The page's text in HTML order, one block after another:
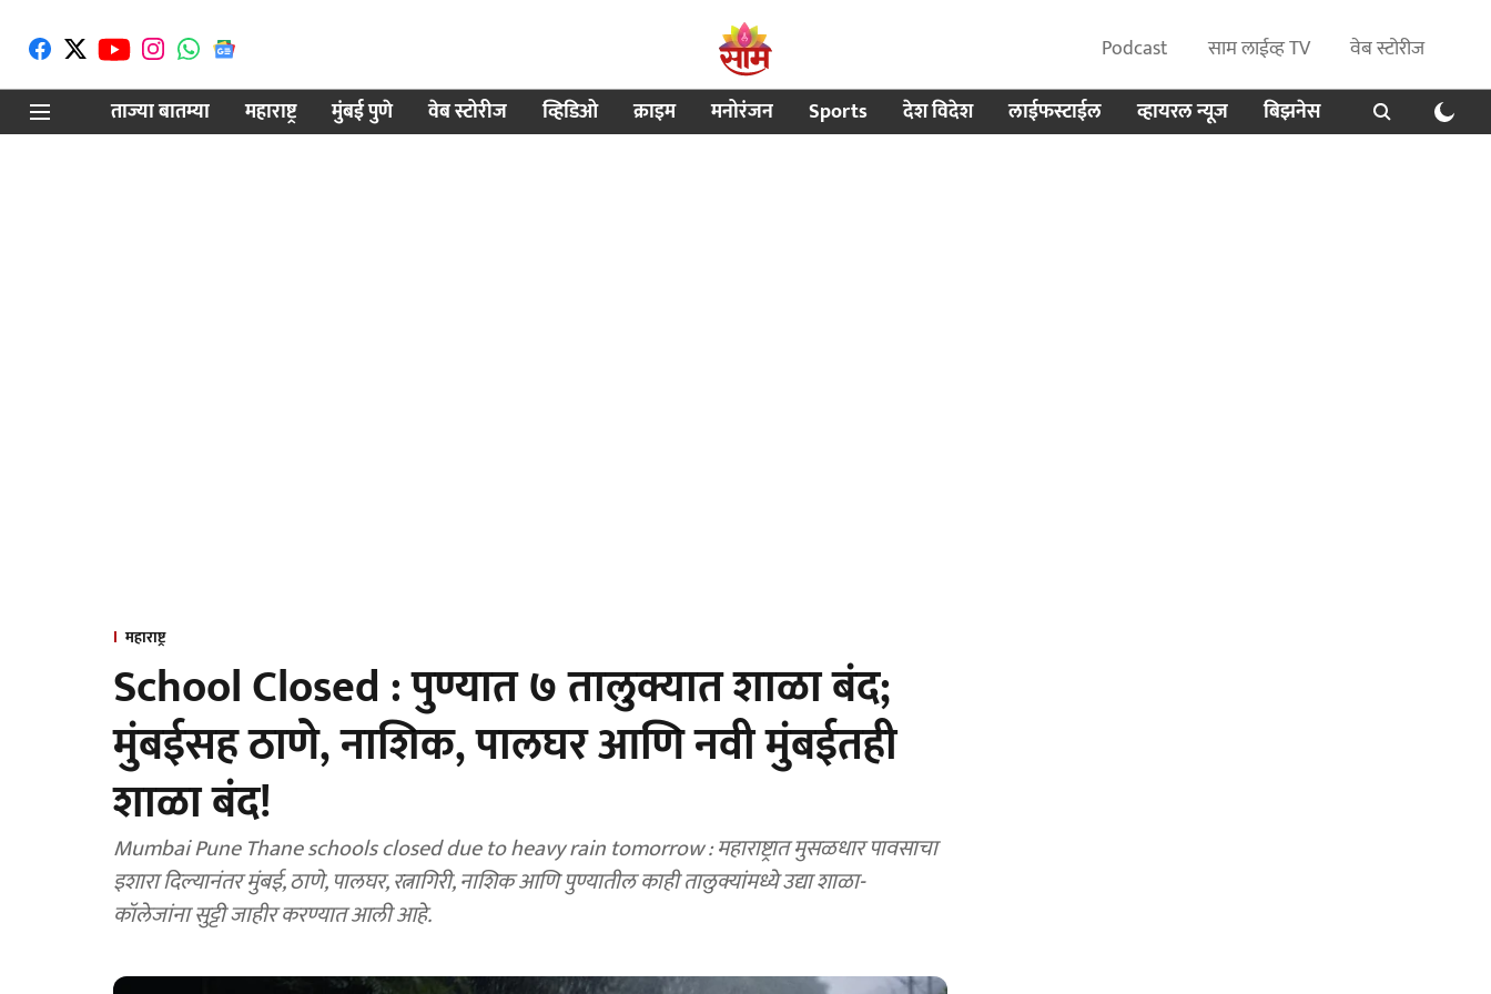
Podcast साम लाईव्ह TV
वेब स्टोरीज
ताज्या बातम्या
महाराष्ट्र मुंबई पुणे वेब स्टोरीज व्हिडिओ क्राइम मनोरंजन Sports देश विदेश लाईफस्टाईल व्हायरल न्यूज बिझनेस
महाराष्ट्र
School Closed : पुण्यात ७ तालुक्यात शाळा बंद;
मुंबईसह ठाणे, नाशिक, पालघर आणि नवी मुंबईतही
शाळा बंद!
Mumbai Pune Thane schools closed due to heavy rain tomorrow : महाराष्ट्रात मुसळधार पावसाचा
इशारा दिल्यानंतर मुंबई, ठाणे, पालघर, रत्नागिरी, नाशिक आणि पुण्यातील काही तालुक्यांमध्ये उद्या शाळा-
कॉलेजांना सुट्टी जाहीर करण्यात आली आहे.